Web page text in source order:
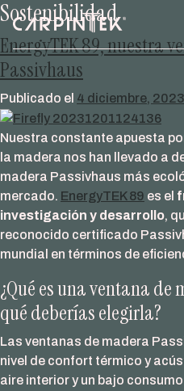
Saltar
contenido
Sostenibilidad
EnergyTEK 89, nuestra
Passivhaus
Publicado el 4 diciembre, 2023
Nuestra constante apuesta
la madera nos han llevado a
madera Passivhaus más
mercado. EnergyTEK 89 es el
investigación y desarrollo,
reconocido certificado
mundial en términos de
¿Qué es una ventana
qué deberías elegirla?
Las ventanas de madera
nivel de confort térmico y
aire interior y un bajo